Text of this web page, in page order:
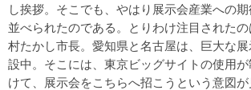
し挨拶。そこでも、やはり展示会産業への
並べられたのである。とりわけ注目された
村たかし市長。愛知県と名古屋は、巨大な
設中。そこには、東京ビッグサイトの使用
けて、展示会をこちらへ招こうという意図